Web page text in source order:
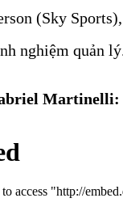
(Sky
nghiệm quản
Martinelli: